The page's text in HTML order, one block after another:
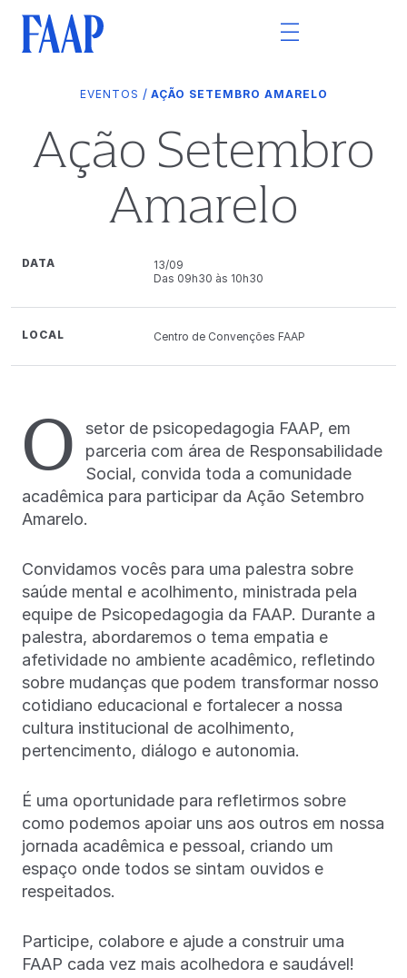
EVENTOS / AÇÃO SETEMBRO AMARELO
Ação Setembro
Amarelo
DATA
13/09
Das 09h30 às 10h30
LOCAL Centro de Convenções FAAP
O
setor de psicopedagogia FAAP, em
parceria com área de Responsabilidade
Social, convida toda a comunidade
acadêmica para participar da Ação Setembro
Amarelo.
Convidamos vocês para uma palestra sobre
saúde mental e acolhimento, ministrada pela
equipe de Psicopedagogia da FAAP. Durante a
palestra, abordaremos o tema empatia e
afetividade no ambiente acadêmico, refletindo
sobre mudanças que podem transformar nosso
cotidiano educacional e fortalecer a nossa
cultura institucional de acolhimento,
pertencimento, diálogo e autonomia.
É uma oportunidade para refletirmos sobre
como podemos apoiar uns aos outros em nossa
jornada acadêmica e pessoal, criando um
espaço onde todos se sintam ouvidos e
respeitados.
Participe, colabore e ajude a construir uma
FAAP cada vez mais acolhedora e saudável!